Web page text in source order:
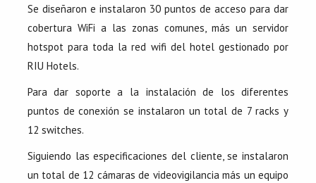
Se diseñaron e instalaron 30 puntos de acceso para dar
cobertura WiFi a las zonas comunes, más un servidor
hotspot para toda la red wifi del hotel gestionado por
RIU Hotels.
Para dar soporte a la instalación de los diferentes
puntos de conexión se instalaron un total de 7 racks y
12 switches.
Siguiendo las especificaciones del cliente, se instalaron
un total de 12 cámaras de videovigilancia más un equipo